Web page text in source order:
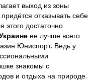
выход из зоны
отказывать себе
этого достаточно
ее лучше всего
Юниспорт. Ведь у
знакомы с
и отдыха на природе.